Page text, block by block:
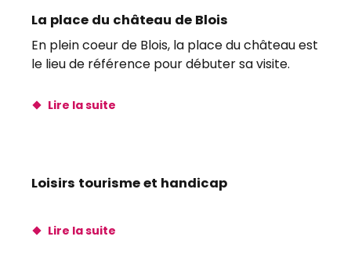
La place du château de Blois
En plein coeur de Blois, la place du château est
le lieu de référence pour débuter sa visite.
Lire la suite
Loisirs tourisme et handicap
Lire la suite